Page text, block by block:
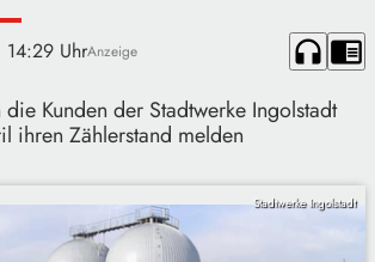
14:29 UhrAnzeige headphones chrome_reader_mode
Kunden der Stadtwerke Ingolstadt
ihren Zählerstand melden
Stadtwerke Ingolstadt